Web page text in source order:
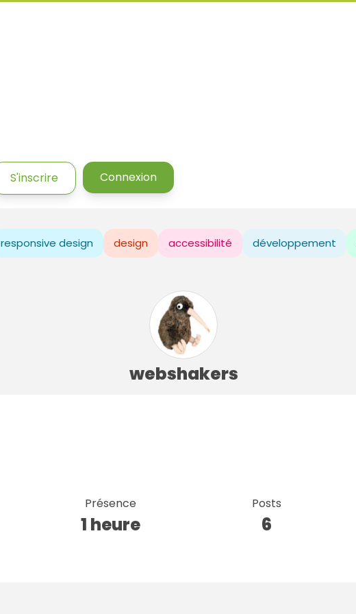
S'inscrire Connexion
responsive design design accessibilité développement
webshakers
Présence
1 heure
Posts
6